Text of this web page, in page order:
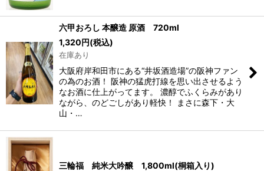
六甲おろし 本醸造 原酒 720ml
1,320円(税込)
在庫あり
大阪府岸和田市にある“井坂酒造場”の阪神ファン
の為のお酒！ 阪神の猛虎打線を思い出させるよう
なお酒に仕上がってます。 濃醇でふくらみがあり
ながら、のどごしがあり軽快！ まさに森下・大
山・…
三輪福 純米大吟醸 1,800ml(桐箱入り)